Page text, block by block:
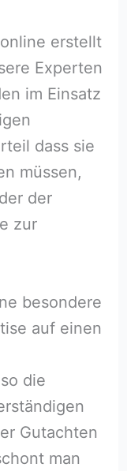
erstellt
Experten
im Einsatz
dass sie
müssen,
der
zur
besondere
auf einen
die
Gutachten
man